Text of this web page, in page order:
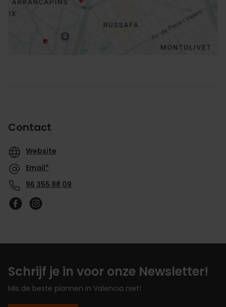
Routebeschrijving
Contact
Website
Email*
96 355 88 09
Schrijf je in voor onze Newsletter!
Mis de beste plannen in Valencia niet!